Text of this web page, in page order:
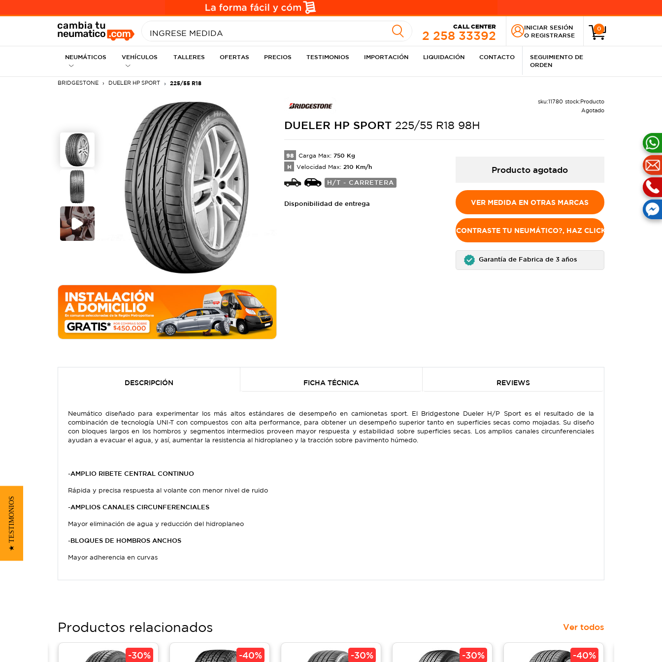
INGRESE MEDIDA
CALL CENTER
2 258 33392
INICIAR SESIÓN
O REGISTRARSE
0
NEUMÁTICOS VEHÍCULOS TALLERES OFERTAS PRECIOS TESTIMONIOS IMPORTACIÓN LIQUIDACIÓN CONTACTO
SEGUIMIENTO DE
ORDEN
BRIDGESTONE DUELER HP SPORT 225/55 R18
sku:11780 stock:Producto
Agotado
DUELER HP SPORT 225/55 R18 98H
98 Carga Max: 750 Kg
H Velocidad Max: 210 Km/h
H/T - CARRETERA
Disponibilidad de entrega
Producto agotado
VER MEDIDA EN OTRAS MARCAS
NO ENCONTRASTE TU NEUMÁTICO?, HAZ CLICK AQUÍ
Garantía de Fabrica de 3 años
DESCRIPCIÓN FICHA TÉCNICA REVIEWS
Neumático diseñado para experimentar los más altos estándares de desempeño en camionetas sport. El Bridgestone Dueler H/P Sport es el resultado de la
combinación de tecnología UNI-T con compuestos con alta performance, para obtener un desempeño superior tanto en superficies secas como mojadas. Su diseño
con bloques largos en los hombros y segmentos intermedios proveen mayor respuesta y estabilidad sobre superficies secas. Los amplios canales circunferenciales
ayudan a evacuar el agua, y así, aumentar la resistencia al hidroplaneo y la tracción sobre pavimento húmedo.
-AMPLIO RIBETE CENTRAL CONTINUO
Rápida y precisa respuesta al volante con menor nivel de ruido
-AMPLIOS CANALES CIRCUNFERENCIALES
Mayor eliminación de agua y reducción del hidroplaneo
-BLOQUES DE HOMBROS ANCHOS
Mayor adherencia en curvas
Productos relacionados Ver todos
-30% -40% -30% -30% -40%
★ TESTIMONIOS